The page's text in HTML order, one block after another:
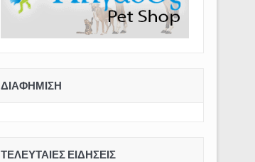
ΔΙΑΦΉΜΙΣΗ
ΤΕΛΕΥΤΑΊΕΣ ΕΙΔΉΣΕΙΣ